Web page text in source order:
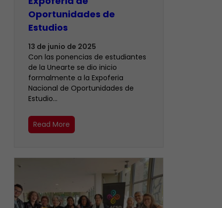
Oportunidades de
Estudios
13 de junio de 2025
Con las ponencias de estudiantes
de la Unearte se dio inicio
formalmente a la Expoferia
Nacional de Oportunidades de
Estudio…
Read More